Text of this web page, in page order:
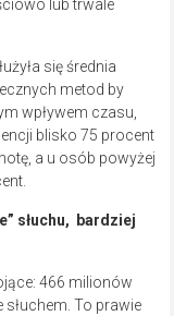
lub trwale
się średnia
metod by
wpływem czasu,
blisko 75 procent
a u osób powyżej
słuchu, bardziej
466 milionów
To prawie